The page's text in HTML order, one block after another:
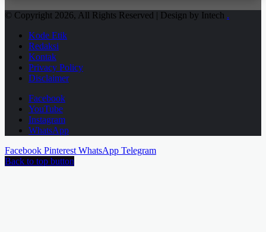
© Copyright 2026, All Rights Reserved | Design by Intech .
Kode Etik
Redaksi
Kontak
Privacy Policy
Disclaimer
Facebook
YouTube
Instagram
WhatsApp
Facebook Pinterest WhatsApp Telegram
Back to top button